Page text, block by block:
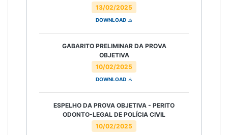
13/02/2025
DOWNLOAD
10/02/2025
GABARITO PRELIMINAR DA PROVA
OBJETIVA
DOWNLOAD
10/02/2025
ESPELHO DA PROVA OBJETIVA - PERITO
ODONTO-LEGAL DE POLÍCIA CIVIL